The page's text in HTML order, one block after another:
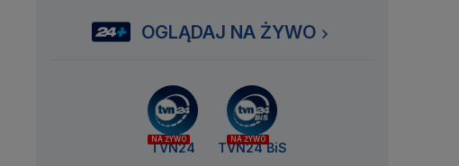
OGLĄDAJ NA ŻYWO
NA ŻYWO
TVN24
NA ŻYWO
TVN24 BiS